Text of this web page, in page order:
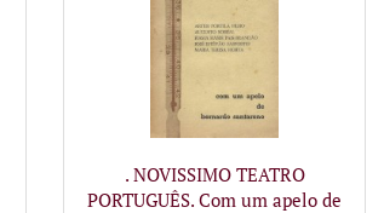
. NOVISSIMO TEATRO
PORTUGUÊS. Com um apelo de